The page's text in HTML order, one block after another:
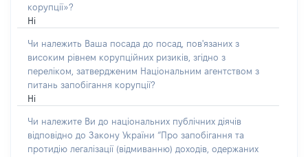
корупції»?
Ні
Чи належить Ваша посада до посад, пов'язаних з
високим рівнем корупційних ризиків, згідно з
переліком, затвердженим Національним агентством з
питань запобігання корупції?
Ні
Чи належите Ви до національних публічних діячів
відповідно до Закону України “Про запобігання та
протидію легалізації (відмиванню) доходів, одержаних